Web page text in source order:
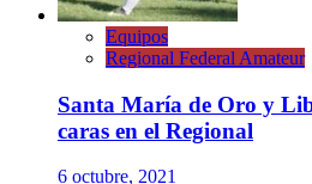
Equipos
Regional Federal Amateur
Santa María de Oro y
caras en el Regional
6 octubre, 2021